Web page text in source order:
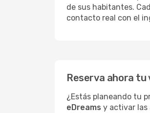
de sus habitantes.
contacto real con el
Reserva ahora tu
¿Estás planeando tu
eDreams y activar las